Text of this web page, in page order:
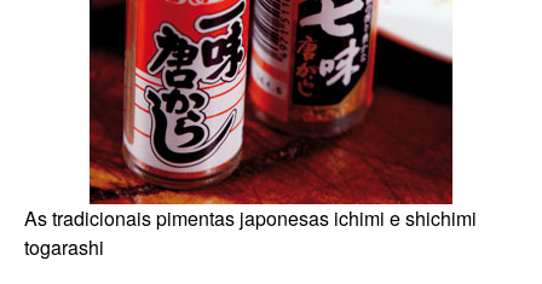
As tradicionais pimentas japonesas ichimi e shichimi
togarashi